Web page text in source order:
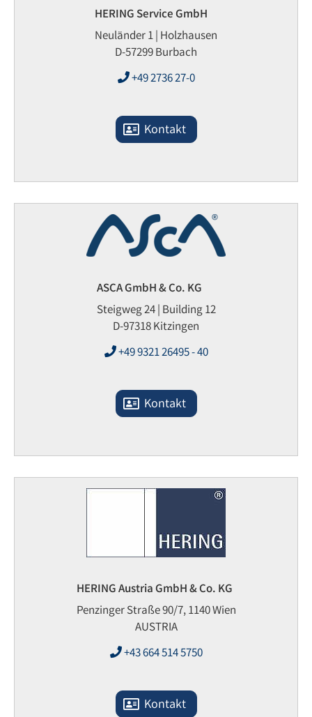
HERING Service GmbH
Neuländer 1 | Holzhausen
D-57299 Burbach
+49 2736 27-0
Kontakt
ASCA GmbH & Co. KG
Steigweg 24 | Building 12
D-97318 Kitzingen
+49 9321 26495 - 40
Kontakt
HERING Austria GmbH & Co. KG
Penzinger Straße 90/7, 1140 Wien
AUSTRIA
+43 664 514 5750
Kontakt